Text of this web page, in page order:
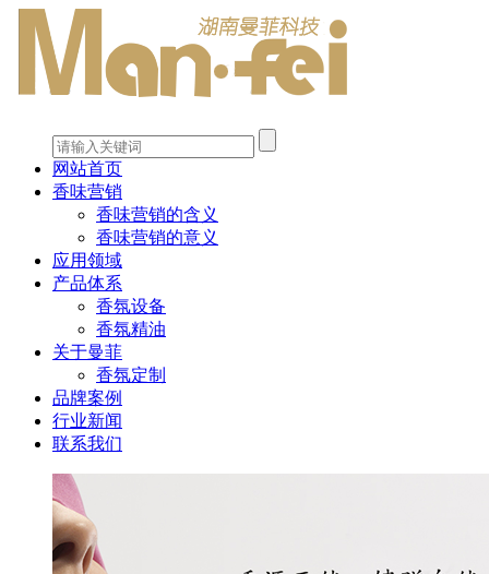
网站首页
香味营销
香味营销的含义
香味营销的意义
应用领域
产品体系
香氛设备
香氛精油
关于曼菲
香氛定制
品牌案例
行业新闻
联系我们